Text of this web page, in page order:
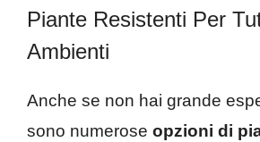
Piante Resistenti Per
Ambienti
Anche se non hai grande
sono numerose opzioni di